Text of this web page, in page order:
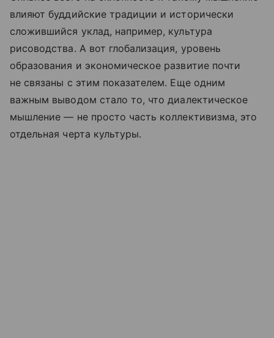
влияют буддийские традиции и исторически
сложившийся уклад, например, культура
рисоводства. А вот глобализация, уровень
образования и экономическое развитие почти
не связаны с этим показателем. Еще одним
важным выводом стало то, что диалектическое
мышление — не просто часть коллективизма, это
отдельная черта культуры.